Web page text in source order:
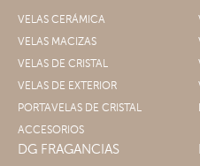
VELAS CERÁMICA
VELAS MACIZAS
VELAS DE CRISTAL
VELAS DE EXTERIOR
PORTAVELAS DE CRISTAL
ACCESORIOS
DG FRAGANCIAS